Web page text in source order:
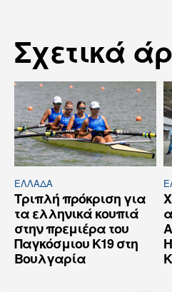
Σχετικά
ΕΛΛΆΔΑ
Τριπλή πρόκριση για
τα ελληνικά κουπιά
στην πρεμιέρα του
Παγκόσμιου Κ19 στη
Βουλγαρία